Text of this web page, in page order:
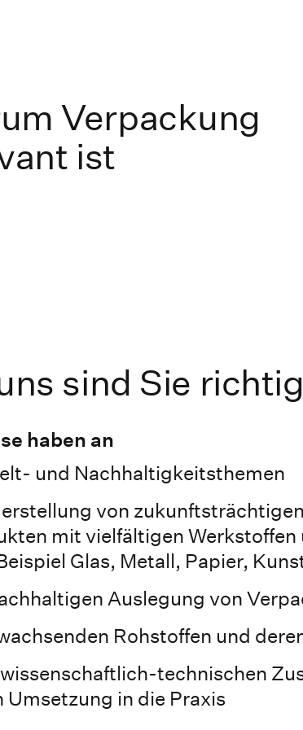
Verpackung
ist
sind Sie
haben an
und Nachhaltigkeitsthemen
von
mit vielfältigen Werkstoffen
Glas, Metall, Papier,
Auslegung von
Rohstoffen und
technischen
Umsetzung in die Praxis